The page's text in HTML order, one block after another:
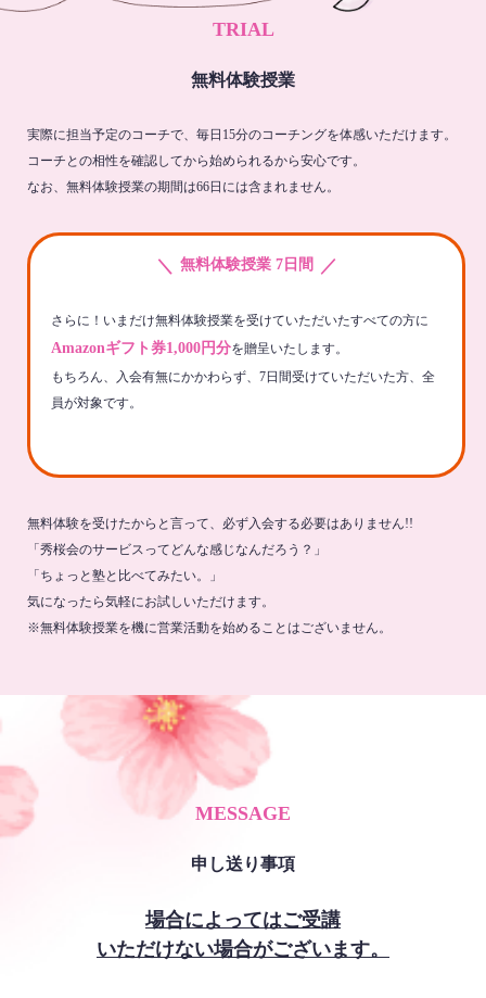
TRIAL
無料体験授業
実際に担当予定のコーチで、毎日15分のコーチングを体感いただけます。
コーチとの相性を確認してから始められるから安心です。
なお、無料体験授業の期間は66日には含まれません。
＼ 無料体験授業 7日間 ／
さらに！いまだけ無料体験授業を受けていただいたすべての方に
Amazonギフト券1,000円分を贈呈いたします。
もちろん、入会有無にかかわらず、7日間受けていただいた方、全
員が対象です。
無料体験を受けたからと言って、必ず入会する必要はありません!!
「秀桜会のサービスってどんな感じなんだろう？」
「ちょっと塾と比べてみたい。」
気になったら気軽にお試しいただけます。
※無料体験授業を機に営業活動を始めることはございません。
MESSAGE
申し送り事項
場合によってはご受講
いただけない場合がございます。